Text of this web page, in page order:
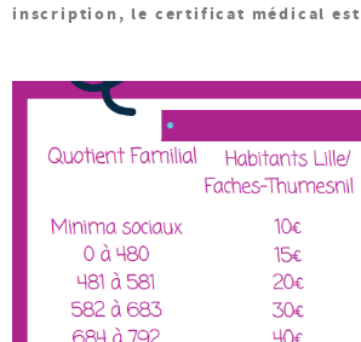
inscription, le certificat médical